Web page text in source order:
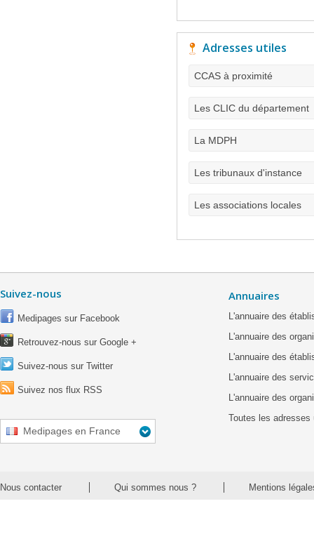
Adresses utiles
CCAS à proximité
Les CLIC du département
La MDPH
Les tribunaux d'instance
Les associations locales
Suivez-nous
Medipages sur Facebook
Retrouvez-nous sur Google +
Suivez-nous sur Twitter
Suivez nos flux RSS
Medipages en France
Annuaires
L'annuaire des
L'annuaire des
L'annuaire des
L'annuaire des
L'annuaire des
Toutes les adresses
Nous contacter Qui sommes nous ? Mentions